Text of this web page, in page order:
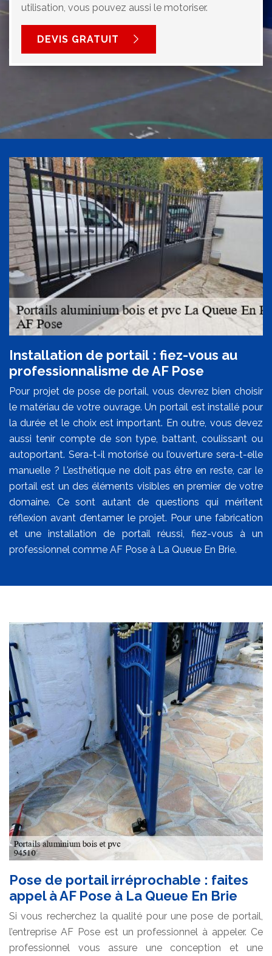
utilisation, vous pouvez aussi le motoriser.
DEVIS GRATUIT
Installation de portail : fiez-vous au
professionnalisme de AF Pose
Pour projet de pose de portail, vous devrez bien choisir
le matériau de votre ouvrage. Un portail est installé pour
la durée et le choix est important. En outre, vous devez
aussi tenir compte de son type, battant, coulissant ou
autoportant. Sera-t-il motorisé ou l’ouverture sera-t-elle
manuelle ? L’esthétique ne doit pas être en reste, car le
portail est un des éléments visibles en premier de votre
domaine. Ce sont autant de questions qui méritent
réflexion avant d’entamer le projet. Pour une fabrication
et une installation de portail réussi, fiez-vous à un
professionnel comme AF Pose à La Queue En Brie.
Pose de portail irréprochable : faites
appel à AF Pose à La Queue En Brie
Si vous recherchez la qualité pour une pose de portail,
l’entreprise AF Pose est un professionnel à appeler. Ce
professionnel vous assure une conception et une